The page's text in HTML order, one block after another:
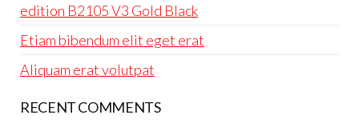
edition B2105 V3 Gold Black
Etiam bibendum elit eget erat
Aliquam erat volutpat
RECENT COMMENTS